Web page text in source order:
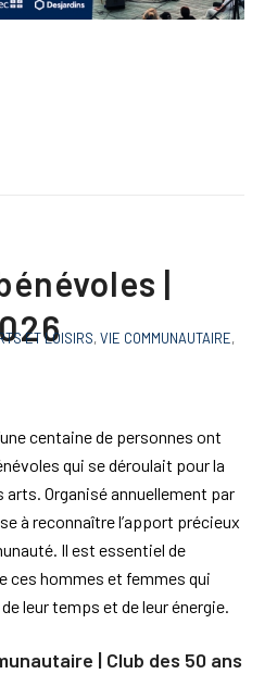
|
ET LOISIRS, VIE COMMUNAUTAIRE,
centaine de personnes ont
qui se déroulait pour la
arts. Organisé annuellement par
à reconnaître l’apport précieux
Il est essentiel de
ces hommes et femmes qui
leur temps et de leur énergie.
| Club des 50 ans